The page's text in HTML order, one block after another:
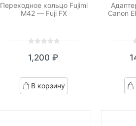
Переходное кольцо Fujimi
M42 — Fuji FX
out
based
on
1,200₽
В корзину
Canon